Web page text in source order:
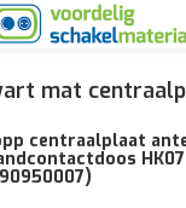
mat
centraalplaat